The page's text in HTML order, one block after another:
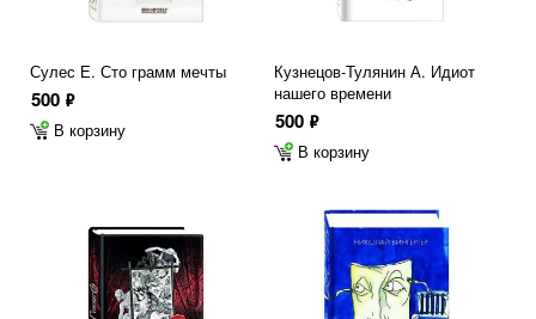
Сулес Е. Сто грамм мечты
500 ф
В корзину
Кузнецов-Тулянин А. Идиот
нашего времени
500 ф
В корзину